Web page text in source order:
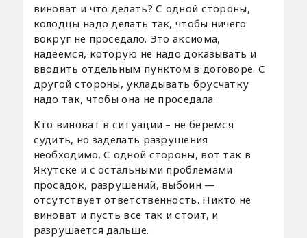
виноват и что делать? С одной стороны,
колодцы надо делать так, чтобы ничего
вокруг не проседало. Это аксиома,
надеемся, которую не надо доказывать и
вводить отдельным пунктом в договоре. С
другой стороны, укладывать брусчатку
надо так, чтобы она не проседала.
Кто виноват в ситуации – не беремся
судить, но заделать разрушения
необходимо. С одной стороны, вот так в
Якутске и с остальными проблемами
просадок, разрушений, выбоин —
отсутствует ответственность. Никто не
виноват и пусть все так и стоит, и
разрушается дальше.